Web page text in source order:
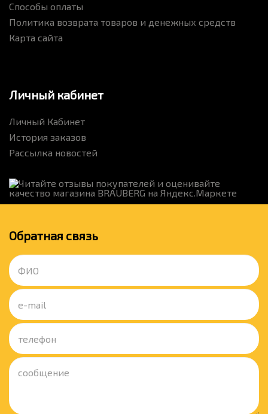
Способы оплаты
Политика возврата товаров и денежных средств
Карта сайта
Личный кабинет
Личный Кабинет
История заказов
Рассылка новостей
Обратная связь